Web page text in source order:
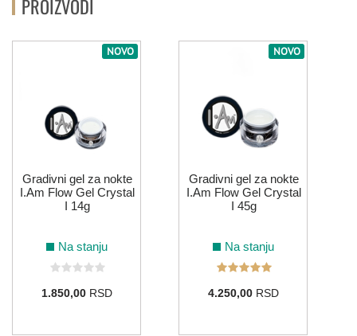
181 180
ŽUTA
PROIZVODI
NOVO
Gradivni gel za nokte
I.Am Flow Gel Crystal
I 14g
Na stanju
1.850,00RSD
NOVO
Gradivni gel za nokte
I.Am Flow Gel Crystal
I 45g
Na stanju
4.250,00RSD